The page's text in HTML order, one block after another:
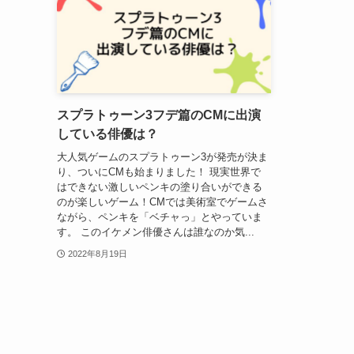
スプラトゥーン3フデ篇のCMに出演
している俳優は？
大人気ゲームのスプラトゥーン3が発売が決ま
り、ついにCMも始まりました！ 現実世界で
はできない激しいペンキの塗り合いができる
のが楽しいゲーム！CMでは美術室でゲームさ
ながら、ペンキを「ベチャっ」とやっていま
す。 このイケメン俳優さんは誰なのか気...
2022年8月19日